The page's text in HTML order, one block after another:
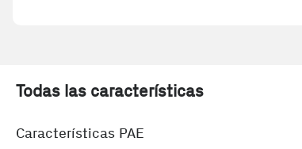
Todas las características
Características PAE